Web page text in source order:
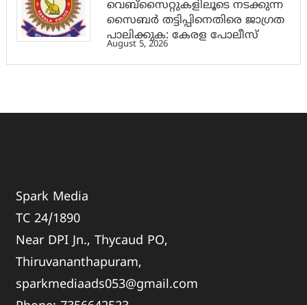
വെബ്സൈറ്റുകളിലൂടെ നടക്കുന്ന
സൈബര്‍ തട്ടിപ്പിനെതിരെ ജാഗ്രത
പാലിക്കുക: കേരള പോലീസ്
August 5, 2026
Spark Media
TC 24/1890
Near DPI Jn., Thycaud PO,
Thiruvananthapuram,
sparkmediaads053@gmail.com